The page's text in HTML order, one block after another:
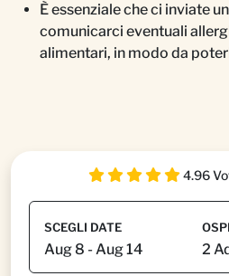
È essenziale che ci inviate
comunicarci eventuali
alimentari, in modo da
4.96
SCEGLI DATE